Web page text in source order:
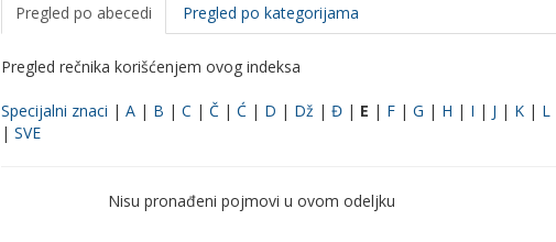
Pregled po abecedi Pregled po kategorijama
Pregled rečnika korišćenjem ovog indeksa
Specijalni znaci |A | B |C |Č |Ć | D | Dž |Đ | E | F |G | H | I | J | K | L
|SVE
Nisu pronađeni pojmovi u ovom odeljku